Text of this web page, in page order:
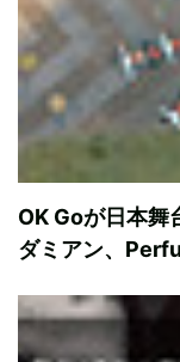
OK Goが日本舞
ダミアン、